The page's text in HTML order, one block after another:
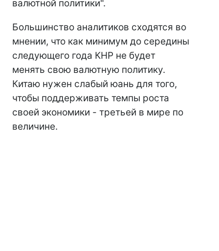
валютной политики".
Большинство аналитиков сходятся во
мнении, что как минимум до середины
следующего года КНР не будет
менять свою валютную политику.
Китаю нужен слабый юань для того,
чтобы поддерживать темпы роста
своей экономики - третьей в мире по
величине.